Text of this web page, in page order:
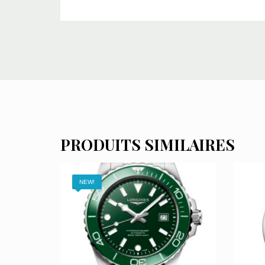
PRODUITS SIMILAIRES
NEW!